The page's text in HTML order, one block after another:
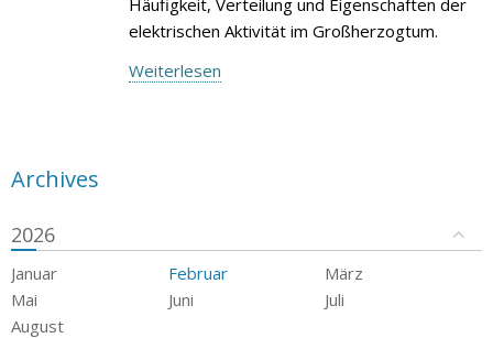
elektrischen Aktivität im Großherzogtum.
Weiterlesen
Archives
2026
Januar Februar
März
Mai
Juni
Juli
August